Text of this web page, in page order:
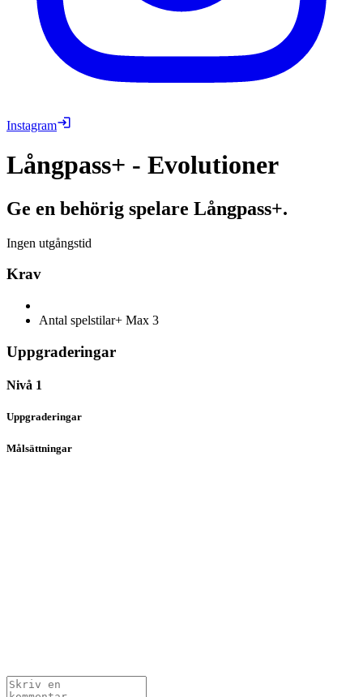
Instagram
Långpass+ - Evolutioner
Ge en behörig spelare Långpass+.
Ingen utgångstid
Krav
Antal spelstilar+ Max 3
Uppgraderingar
Nivå 1
Uppgraderingar
Målsättningar